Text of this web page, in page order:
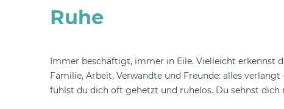
Ruhe
Immer beschäftigt, immer in Eile. Vielleicht erkennst
Familie, Arbeit, Verwandte und Freunde: alles
fühlst du dich oft gehetzt und ruhelos. Du sehnst dich